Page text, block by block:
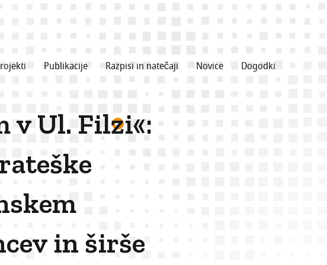
Publikacije Razpisi in natečaji Novice Dogodki
v Ul. Filzi«:
in širše